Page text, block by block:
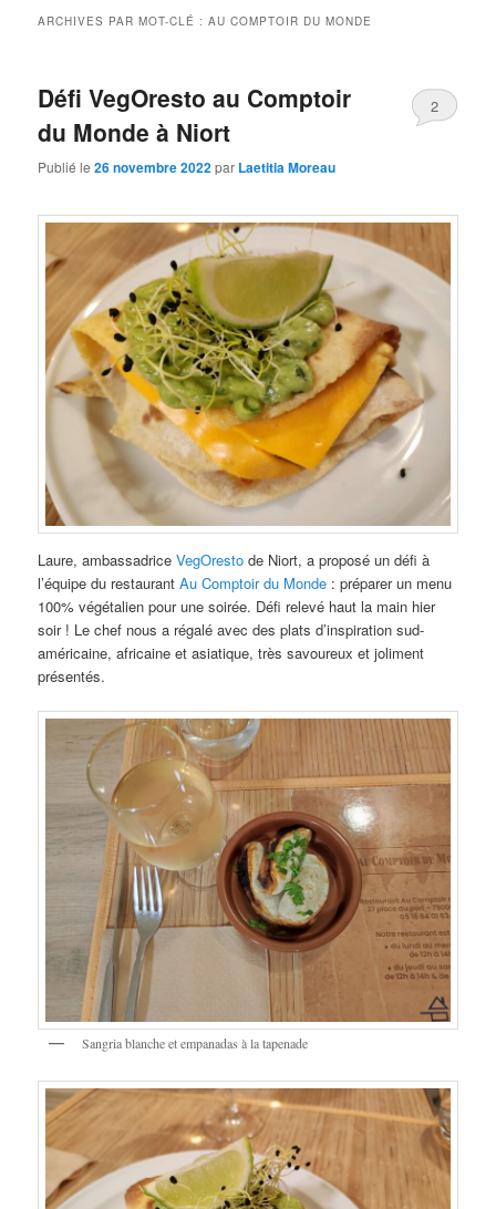
ARCHIVES PAR MOT-CLÉ :AU COMPTOIR DU MONDE
Défi VegOresto au Comptoir
du Monde à Niort
Publié le26 novembre 2022par Laetitia Moreau
2
Laure, ambassadriceVegOresto de Niort, a proposé un défi à
l’équipe du restaurantAu Comptoir du Monde : préparer un menu
100% végétalien pour une soirée. Défi relevé haut la main hier
soir ! Le chef nous a régalé avec des plats d’inspiration sud-
américaine, africaine et asiatique, très savoureux et joliment
présentés.
Sangria blanche et empanadas à la tapenade